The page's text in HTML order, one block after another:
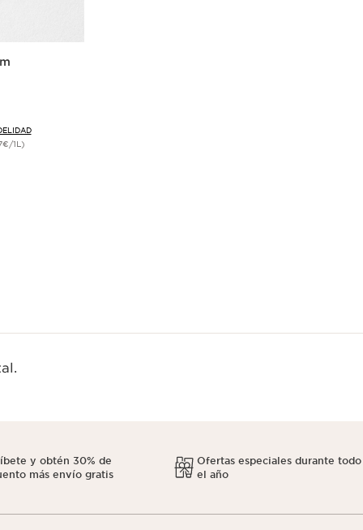
1L)
y obtén 30% de
más envío gratis
Ofertas especiales durante todo
el año